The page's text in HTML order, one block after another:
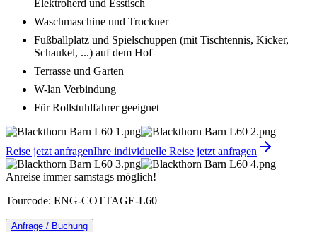
Elektroherd und Esstisch
Waschmaschine und Trockner
Fußballplatz und Spielschuppen (mit Tischtennis, Kicker,
Schaukel, ...) auf dem Hof
Terrasse und Garten
W-lan Verbindung
Für Rollstuhlfahrer geeignet
Reise jetzt anfragenIhre individuelle Reise jetzt anfragen
Anreise immer samstags möglich!
Tourcode: ENG-COTTAGE-L60
Anfrage / Buchung